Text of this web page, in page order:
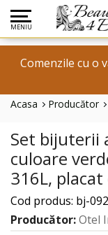
MENIU
Comenzile cu o
Acasa Producător
Set bijuterii
culoare
316L,
Cod produs: bj-
Producător:Otel